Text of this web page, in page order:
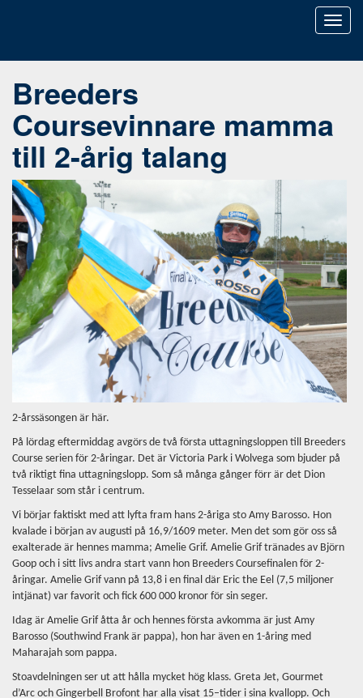
Toggle
Breeders
Coursevinnare mamma
till 2-årig talang
2-årssäsongen är här.
På lördag eftermiddag avgörs de två första uttagningsloppen till Breeders
Course serien för 2-åringar. Det är Victoria Park i Wolvega som bjuder på
två riktigt fina uttagningslopp. Som så många gånger förr är det Dion
Tesselaar som står i centrum.
Vi börjar faktiskt med att lyfta fram hans 2-åriga sto Amy Barosso. Hon
kvalade i början av augusti på 16,9/1609 meter. Men det som gör oss så
exalterade är hennes mamma; Amelie Grif. Amelie Grif tränades av Björn
Goop och i sitt livs andra start vann hon Breeders Coursefinalen för 2-
åringar. Amelie Grif vann på 13,8 i en final där Eric the Eel (7,5 miljoner
intjänat) var favorit och fick 600 000 kronor för sin seger.
Idag är Amelie Grif åtta år och hennes första avkomma är just Amy
Barosso (Southwind Frank är pappa), hon har även en 1-åring med
Maharajah som pappa.
Stoavdelningen ser ut att hålla mycket hög klass. Greta Jet, Gourmet
d’Arc och Gingerbell Brofont har alla visat 15–tider i sina kvallopp. Och